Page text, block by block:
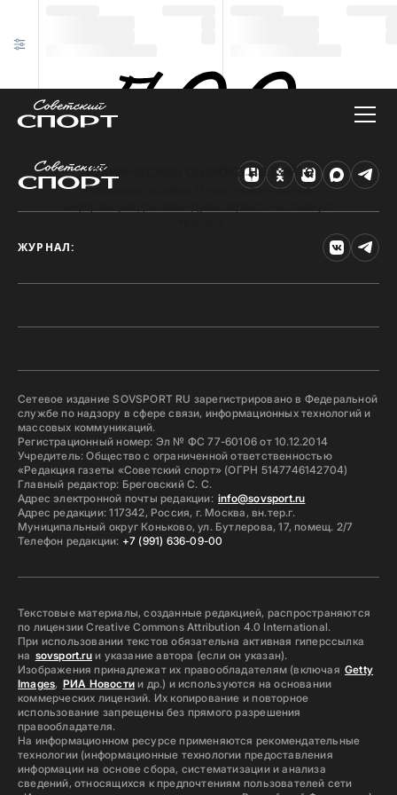
Техническая ошибка на сайте
Произошла ошибка. Чтобы найти нужную
ЖУРНАЛ:
Сетевое издание SOVSPORT RU зарегистрировано в Федеральной
службе по надзору в сфере связи, информационных технологий и
массовых коммуникаций.
Регистрационный номер: Эл № ФС 77-60106 от 10.12.2014
Учредитель: Общество с ограниченной ответственностью
«Редакция газеты «Советский спорт» (ОГРН 5147746142704)
Главный редактор: Бреговский С. С.
Адрес электронной почты редакции: info@sovsport.ru
Адрес редакции: 117342, Россия, г. Москва, вн.тер.г.
Муниципальный округ Коньково, ул. Бутлерова, 17, помещ. 2/7
Телефон редакции: +7 (991) 636-09-00
Текстовые материалы, созданные редакцией, распространяются
по лицензии Creative Commons Attribution 4.0 International.
При использовании текстов обязательна активная гиперссылка
на sovsport.ruи указание автора (если он указан).
Изображения принадлежат их правообладателям (включая Getty
Images, РИА Новостии др.) и используются на основании
коммерческих лицензий. Их копирование и повторное
использование запрещены без прямого разрешения
правообладателя.
На информационном ресурсе применяются рекомендательные
технологии (информационные технологии предоставления
информации на основе сбора, систематизации и анализа
сведений, относящихся к предпочтениям пользователей сети